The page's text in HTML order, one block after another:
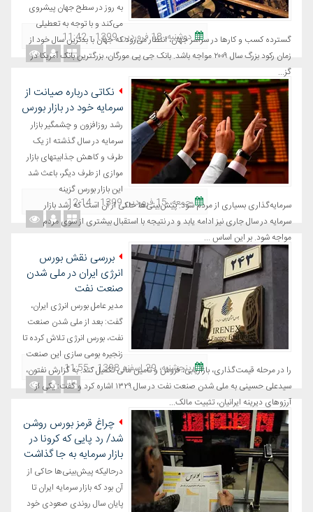
به روز در سطح جهان پیشروی
می‌کند و با توجه به تعطیلی
گسترده کسب و کارها در سراسر جهان، انتظار می‌رود که جهان با بدترین سال خود از
زمان رکود بزرگ سال ۲۰۰۹ مواجه باشد. بانک جی پی مورگان، بزرگترین بانک آمریکا در
گز...
دوشنبه، 18 فروردین 1399 - 11:42
نکاتی درباره صیانت از
سرمایه خود در بازار بورس
رشد روزافزون و چشمگیر بازار
سرمایه در سال گذشته از یک
طرف و کاهش جذابیتهای بازار
موازی از طرف دیگر، باعث شد
این بازار بورس گزینه
سرمایه‌گذاری بسیاری از مردم شود. پیش‌بینی‌ها حاکی از آن است که رشد بازار
سرمایه در سال جاری نیز ادامه یابد و در نتیجه با استقبال بیشتری از سوی مردم
مواجه شود. بر این اساس ...
جمعه، 15 فروردین 1399 - 12:14
بررسی نقش بورس
انرژی ایران در ملی شدن
صنعت نفت
مدیر عامل بورس انرژی ایران،
گفت: بعد از ملی شدن صنعت
نفت، بورس انرژی تلاش کرده تا
زنجیره بومی سازی این صنعت
را در مرحله قیمت‌گذاری، بازاریابی، فروش و تامین مالی تکمیل کند. به گزارش نفتون،
سیدعلی حسینی به ملی شدن صنعت نفت در سال ١٣٢٩ اشاره کرد و گفت: یکی از
آرزوهای دیرینه ایرانیان، تثبیت مالک...
پنجشنبه، 29 اسفند 1398 - 11:55
چراغ قرمز بورس روشن
شد/ رد پایی که کرونا در
بازار سرمایه به جا گذاشت
درحالیکه پیش‌بینی‌ها حاکی از
آن بود که بازار سرمایه ایران تا
پایان سال روندی صعودی خود